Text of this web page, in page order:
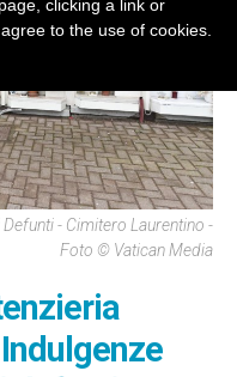
- Cimitero Laurentino -
Foto © Vatican Media
clicking a link or
to the use of cookies.